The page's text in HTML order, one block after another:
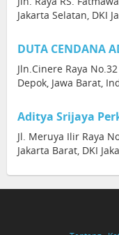
Jakarta Selatan, DKI
DUTA CENDANA
Jln.Cinere Raya
Depok, Jawa Barat,
Aditya Srijaya
Jl. Meruya Ilir Raya
Jakarta Barat, DKI